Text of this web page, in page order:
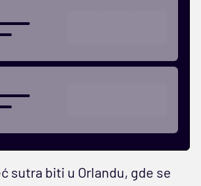
sutra biti u Orlandu, gde se